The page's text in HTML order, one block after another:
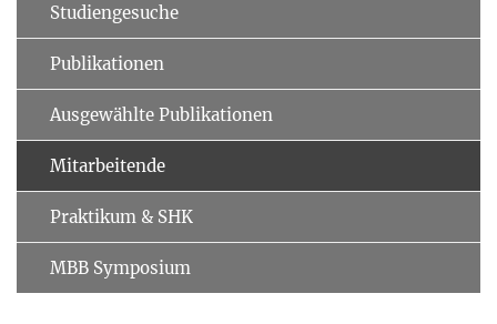
Studiengesuche
Publikationen
Ausgewählte Publikationen
Mitarbeitende
Praktikum & SHK
MBB Symposium